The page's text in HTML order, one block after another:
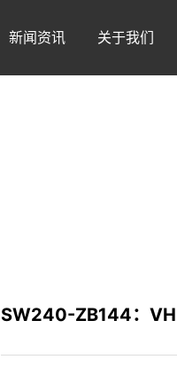
新闻资讯 关于我们
SW240-ZB144：